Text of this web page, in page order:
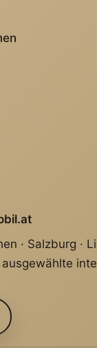
· Salzburg ·
ausgewählte